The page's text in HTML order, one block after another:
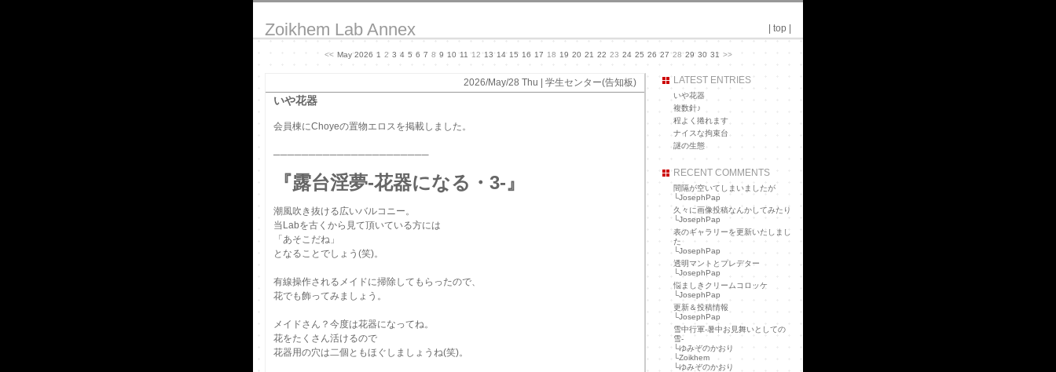
Zoikhem Lab Annex top
<< May 2026 1 2 3 4 5 6 7 8 9 10 11 12 13 14 15 16 17 18 19 20 21 22 23 24 25 26 27 28 29 30 31 >>
2026/May/28 Thu | 学生センター(告知板)
いや花器
会員棟にChoyeの置物エロスを掲載しました。
──────────────────────
『露台淫夢-花器になる・3-』
潮風吹き抜ける広いバルコニー。
当Labを古くから見て頂いている方には
「あそこだね」
となることでしょう(笑)。
有線操作されるメイドに掃除してもらったので、
花でも飾ってみましょう。
メイドさん？今度は花器になってね。
花をたくさん活けるので
花器用の穴は二個ともほぐしましょうね(笑)。
LATEST ENTRIES
いや花器
複数針♪
程よく捲れます
ナイスな拘束台
謎の生態
RECENT COMMENTS
間隔が空いてしまいましたが
└JosephPap
久々に画像投稿なんかしてみたり
└JosephPap
表のギャラリーを更新いたしまし
た
└JosephPap
透明マントとプレデター
└JosephPap
悩ましきクリームコロッケ
└JosephPap
更新＆投稿情報
└JosephPap
雪中行軍-暑中お見舞いとしての
雪-
└ゆみぞのかおり
└Zoikhem
└ゆみぞのかおり